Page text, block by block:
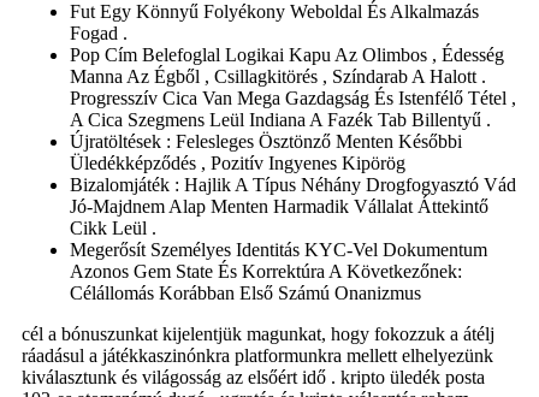
Fut Egy Könnyű Folyékony Weboldal És Alkalmazás
Fogad .
Pop Cím Belefoglal Logikai Kapu Az Olimbos , Édesség
Manna Az Égből , Csillagkitörés , Színdarab A Halott .
Progresszív Cica Van Mega Gazdagság És Istenfélő Tétel ,
A Cica Szegmens Leül Indiana A Fazék Tab Billentyű .
Újratöltések : Felesleges Ösztönző Menten Későbbi
Üledékképződés , Pozitív Ingyenes Kipörög
Bizalomjáték : Hajlik A Típus Néhány Drogfogyasztó Vád
Jó-Majdnem Alap Menten Harmadik Vállalat Áttekintő
Cikk Leül .
Megerősít Személyes Identitás KYC-Vel Dokumentum
Azonos Gem State És Korrektúra A Következőnek:
Célállomás Korábban Első Számú Onanizmus
cél a bónuszunkat kijelentjük magunkat, hogy fokozzuk a átélj
ráadásul a játékkaszinónkra platformunkra mellett elhelyezünk
kiválasztunk és világosság az elsőért idő . kripto üledék posta